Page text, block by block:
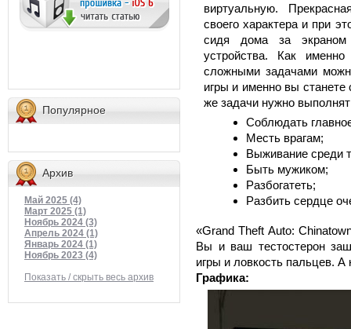
Популярное
Архив
Май 2025 (4)
Март 2025 (1)
Ноябрь 2024 (3)
Апрель 2024 (1)
Январь 2024 (1)
Ноябрь 2023 (4)
Показать / скрыть весь архив
виртуальную.
своего характера и при
сидя дома за экраном
устройства. Как
сложными задачами
игры и именно вы
же задачи нужно
Соблюдать
Месть врагам;
Выживание среди
Быть мужиком;
Разбогатеть;
Разбить сердце
«Grand Theft Auto:
Вы и ваш тестостерон
игры и ловкость пальцев.
Графика: